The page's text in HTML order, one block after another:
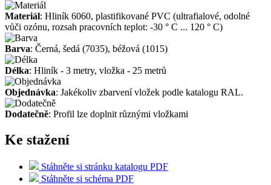
Materiál: Hliník 6060, plastifikované PVC (ultrafialové, odolné
vůči ozónu, rozsah pracovních teplot: -30 ° C ... 120 ° C)
Barva: Černá, šedá (7035), béžová (1015)
Délka: Hliník - 3 metry, vložka - 25 metrů
Objednávka: Jakékoliv zbarvení vložek podle katalogu RAL.
Dodatečně: Profil lze doplnit různými vložkami
Ke stažení
Stáhněte si stránku katalogu PDF
Stáhněte si schéma PDF